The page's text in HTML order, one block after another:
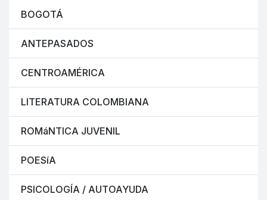
BOGOTÁ
ANTEPASADOS
CENTROAMÉRICA
LITERATURA COLOMBIANA
ROMáNTICA JUVENIL
POESíA
PSICOLOGÍA / AUTOAYUDA